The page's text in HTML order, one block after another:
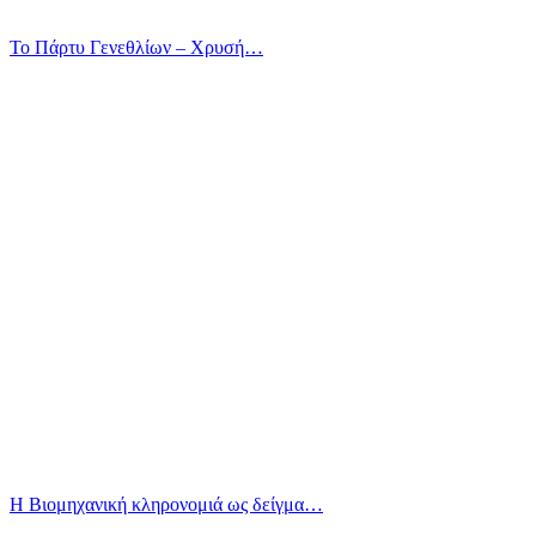
Το Πάρτυ Γενεθλίων – Χρυσή…
Η Βιομηχανική κληρονομιά ως δείγμα…